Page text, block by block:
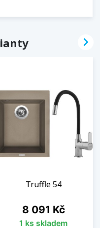
Truffle 54
Cena
8 091 Kč
1 ks skladem
